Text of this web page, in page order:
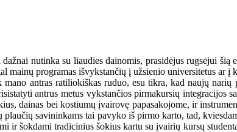
nutinka su liaudies dainomis, prasidėjus rugsėjui šią
programas išvykstančių į užsienio universitetus ar į
antras ratiliokiškas ruduo, esu tikra, kad naujų narių
antrus metus vykstančios pirmakursių integracijos
dainas bei kostiumų įvairovę papasakojome, ir
savininkams tai pavyko iš pirmo karto, tad,
ir šokdami tradicinius šokius kartu su įvairių kursų